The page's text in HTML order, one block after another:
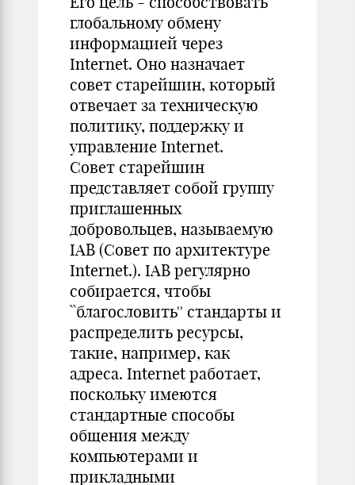
глобальному обмену
информацией через
Internet. Оно назначает
совет старейшин, который
отвечает за техническую
политику, поддержку и
управление Internet.
Совет старейшин
представляет собой группу
приглашенных
добровольцев, называемую
IAB (Совет по архитектуре
Internet.). IAB регулярно
собирается, чтобы
``благословить'' стандарты и
распределить ресурсы,
такие, например, как
адреса. Internet работает,
поскольку имеются
стандартные способы
общения между
компьютерами и
прикладными